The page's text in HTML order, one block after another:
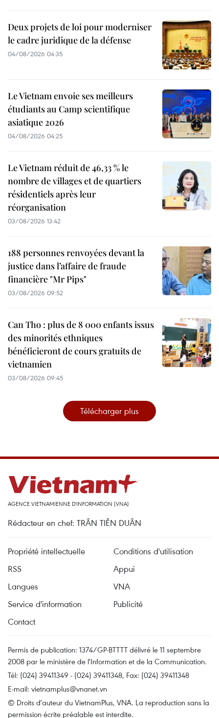
Deux projets de loi pour moderniser
le cadre juridique de la défense
04/08/2026 04:35
Le Vietnam envoie ses meilleurs
étudiants au Camp scientifique
asiatique 2026
04/08/2026 04:25
Le Vietnam réduit de 46,33 % le
nombre de villages et de quartiers
résidentiels après leur
réorganisation
03/08/2026 13:42
188 personnes renvoyées devant la
justice dans l’affaire de fraude
financière "Mr Pips"
03/08/2026 09:52
Can Tho : plus de 8 000 enfants issus
des minorités ethniques
bénéficieront de cours gratuits de
vietnamien
03/08/2026 09:45
Télécharger plus
AGENCE VIETNAMIENNE D'INFORMATION (VNA)
Rédacteur en chef: TRÂN TIÊN DUÂN
Propriété intellectuelle
Conditions d'utilisation
RSS
Appui
Langues
VNA
Service d'information
Publicité
Contact
Permis de publication: 1374/GP-BTTTT délivré le 11 septembre
2008 par le ministère de l'Information et de la Communication.
Tél: (024) 39411349 - (024) 39411348, Fax: (024) 39411348
E-mail: vietnamplus@vnanet.vn
© Droits d'auteur du VietnamPlus, VNA. La reproduction sans la
permission écrite préalable est interdite.